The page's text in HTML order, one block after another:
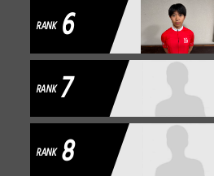
RANK 6
RANK 7
RANK 8